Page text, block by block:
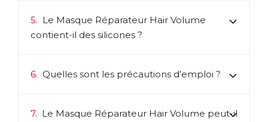
5. Le Masque Réparateur Hair Volume
contient-il des silicones ?
6. Quelles sont les précautions d’emploi ?
7. Le Masque Réparateur Hair Volume peut-il